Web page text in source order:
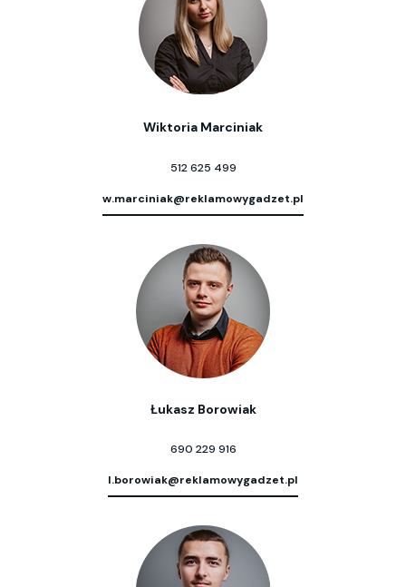
Wiktoria Marciniak
512 625 499
w.marciniak@reklamowygadzet.pl
Łukasz Borowiak
690 229 916
l.borowiak@reklamowygadzet.pl